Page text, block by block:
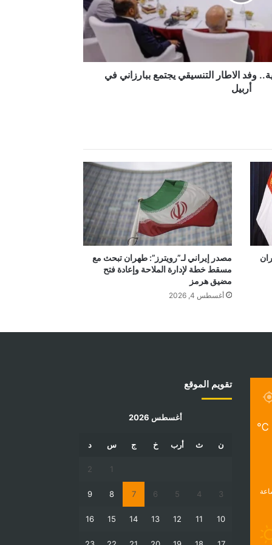
وفد الاطار التنسيقي يجتمع ببارزاني في
أربيل
مصدر إيراني لـ”رويترز”: طهران تبحث مع
مسقط خطة لإدارة الملاحة وإعادة فتح
مضيق هرمز
أغسطس 4, 2026
℃
تقويم الموقع
أغسطس 2026
ن ث أرب خ ج س د
1
2
3
4
5
6
7
8
9
10
11
12
13
14
15
16